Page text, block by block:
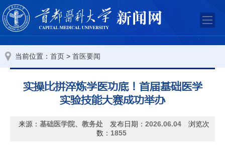
当前位置： 首页 > 首医要闻
实操比拼淬炼学医功底！首届基础医学
实验技能大赛成功举办
来源： 基础医学院、教务处 发布日期： 2026.06.04
浏览次
数： 1855